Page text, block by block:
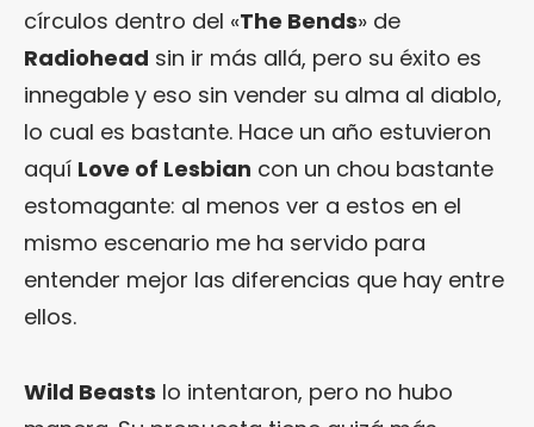
círculos dentro del «The Bends» de
Radiohead sin ir más allá, pero su éxito es
innegable y eso sin vender su alma al diablo,
lo cual es bastante. Hace un año estuvieron
aquí Love of Lesbian con un chou bastante
estomagante: al menos ver a estos en el
mismo escenario me ha servido para
entender mejor las diferencias que hay entre
ellos.
Wild Beasts lo intentaron, pero no hubo